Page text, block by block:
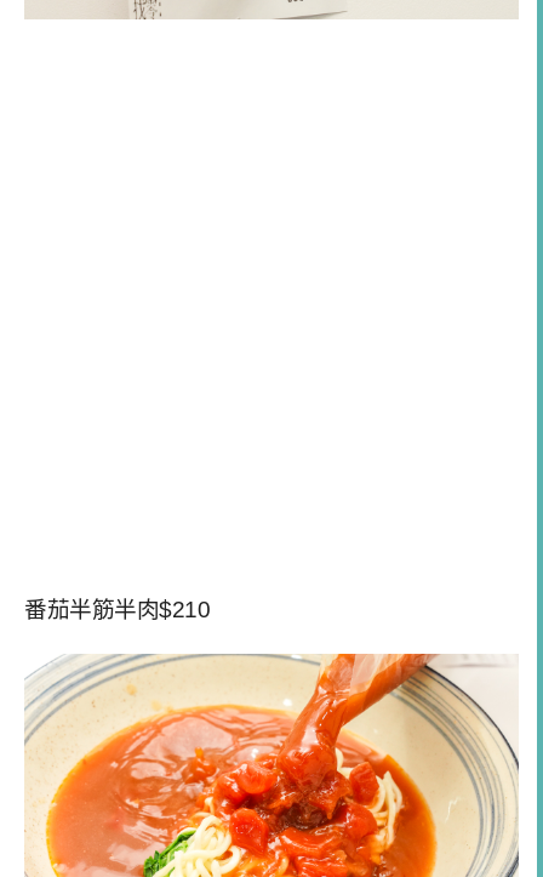
番茄半筋半肉$210